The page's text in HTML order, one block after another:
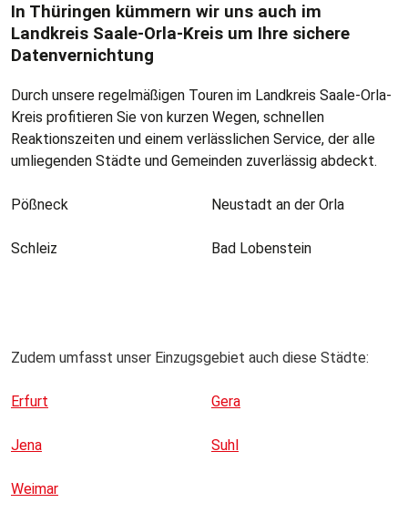
In Thüringen kümmern wir uns auch im
Landkreis Saale-Orla-Kreis um Ihre sichere
Datenvernichtung
Durch unsere regelmäßigen Touren im Landkreis Saale-Orla-
Kreis profitieren Sie von kurzen Wegen, schnellen
Reaktionszeiten und einem verlässlichen Service, der alle
umliegenden Städte und Gemeinden zuverlässig abdeckt.
Pößneck Neustadt an der Orla
Schleiz Bad Lobenstein
Zudem umfasst unser Einzugsgebiet auch diese Städte:
Erfurt Gera
Jena Suhl
Weimar